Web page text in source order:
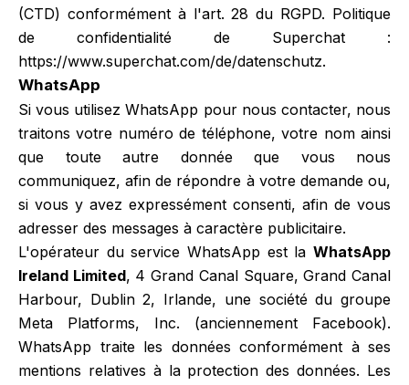
(CTD) conformément à l'art. 28 du RGPD. Politique
de confidentialité de Superchat :
https://www.superchat.com/de/datenschutz.
WhatsApp
Si vous utilisez WhatsApp pour nous contacter, nous
traitons votre numéro de téléphone, votre nom ainsi
que toute autre donnée que vous nous
communiquez, afin de répondre à votre demande ou,
si vous y avez expressément consenti, afin de vous
adresser des messages à caractère publicitaire.
L'opérateur du service WhatsApp est la WhatsApp
Ireland Limited, 4 Grand Canal Square, Grand Canal
Harbour, Dublin 2, Irlande, une société du groupe
Meta Platforms, Inc. (anciennement Facebook).
WhatsApp traite les données conformément à ses
mentions relatives à la protection des données. Les